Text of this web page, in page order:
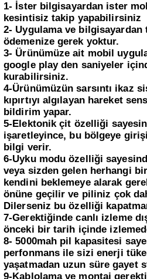
1- İster bilgisayardan ister
kesintisiz takip yapabilirsiniz
2- Uygulama ve
ödemenize gerek yoktur.
3- Ürünümüze ait mobil
google play den saniyeler
kurabilirsiniz.
4-Ürünümüzün sarsıntı ikaz
kıpırtıyı algılayan hareket
bildirim yapar.
5-Elektonik çit özelliği
işaretleyince, bu bölgeye
bilgi verir.
6-Uyku modu özelliği
veya sizden gelen herhangi
kendini beklemeye alarak
önüne geçilir ve piliniz çok
Dilerseniz bu özelliği
7-Gerektiğinde canlı izleme
önceki bir tarih içinde
8- 5000mah pil kapasitesi
perfonmans ile sizi enerji
yaşatmadan uzun süre gayet
9-Kablolama ve montaj